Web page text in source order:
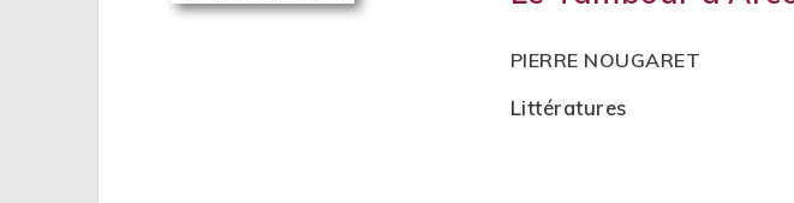
PIERRE NOUGARET
Littératures